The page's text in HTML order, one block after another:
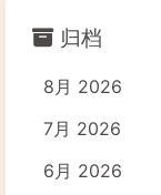
归档
8月 2026
7月 2026
6月 2026